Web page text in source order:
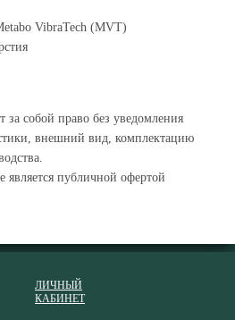
VibraTech (MVT)
за собой право без уведомления
внешний вид, комплектацию
является публичной офертой
ЛИЧНЫЙ
КАБИНЕТ